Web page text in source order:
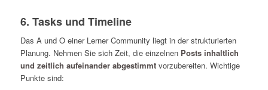
6. Tasks und Timeline
Das A und O einer Lerner Community liegt in der strukturierten
Planung. Nehmen Sie sich Zeit, die einzelnen Posts inhaltlich
und zeitlich aufeinander abgestimmtvorzubereiten. Wichtige
Punkte sind: